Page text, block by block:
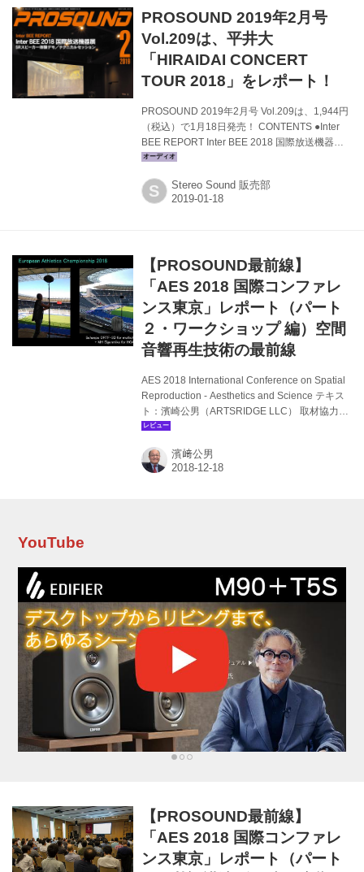
ArenaMatch DeltaQモジュールは、クリアで安
定したサウンドをリスナーに提供すると同時
に...
PROSOUND 2019年2月号
Vol.209は、平井大
「HIRAIDAI CONCERT
TOUR 2018」をレポート！
PROSOUND 2019年2月号 Vol.209は、1,944円
（税込）で1月18日発売！ CONTENTS ●Inter
BEE REPORT Inter BEE 2018 国際放送機器展
●Inter BEE REPORT INTER BEE EXPERIENCE
REPORT INTER BEE FORUM：テクニカルセッ
ション Audio over IP技術の基本から最新情報 阿
S Stereo Sound 販売部
【PROSOUND最前線】
「AES 2018 国際コンファレ
ンス東京」レポート（パート
２・ワークショップ 編）空間
音響再生技術の最前線
AES 2018 International Conference on Spatial
Reproduction - Aesthetics and Science テキス
ト：濱崎公男（ARTSRIDGE LLC） 取材協力／
資料提供：AES、取材協力：東京電機大学、東
ベントのみ）、東京・北千住の東京電機大学東
京千住キャンパスと東京藝術大学北千住キャン
濱﨑公男
YouTube
【PROSOUND最前線】
「AES 2018 国際コンファレ
ンス東京」レポート（パート